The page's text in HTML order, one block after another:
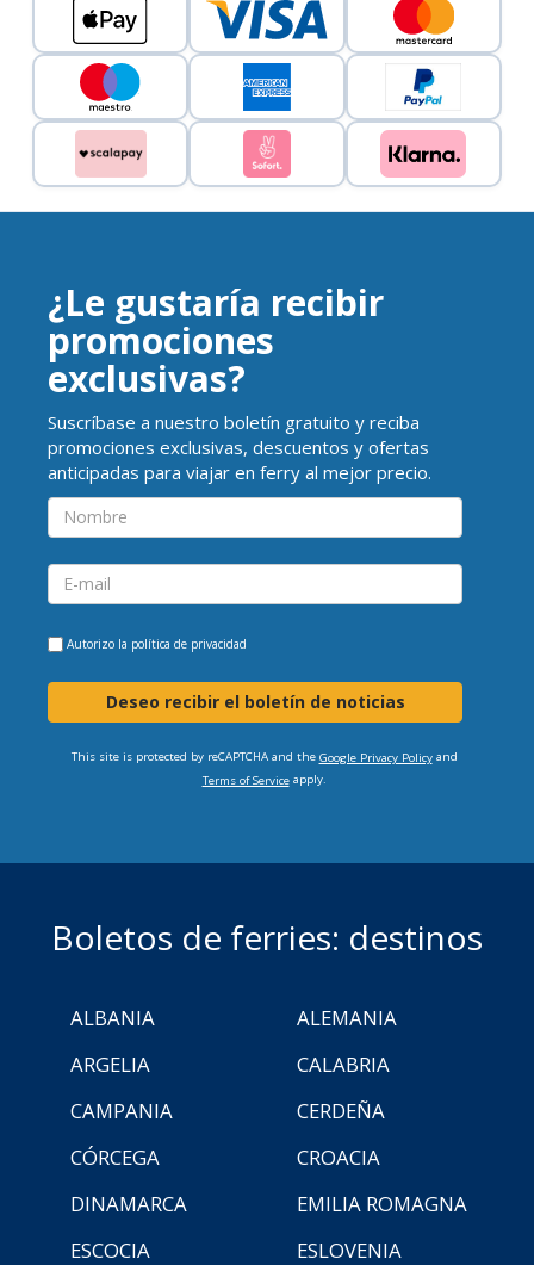
¿Le gustaría recibir
promociones
exclusivas?
Suscríbase a nuestro boletín gratuito y reciba
promociones exclusivas, descuentos y ofertas
anticipadas para viajar en ferry al mejor precio.
Autorizo la política de privacidad
Deseo recibir el boletín de noticias
This site is protected by reCAPTCHA and the Google Privacy Policyand
Terms of Serviceapply.
Boletos de ferries: destinos
ALBANIA
ALEMANIA
ARGELIA
CALABRIA
CAMPANIA
CERDEÑA
CÓRCEGA
CROACIA
DINAMARCA
EMILIA ROMAGNA
ESCOCIA
ESLOVENIA